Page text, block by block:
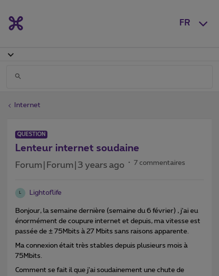
FR
Internet
QUESTION
Lenteur internet soudaine
Forum|Forum|3 years ago 7 commentaires
L Lightoflife
Bonjour, la semaine dernière (semaine du 6 février) , j’ai eu
énormément de coupure internet et depuis, ma vitesse est
passée de ± 75Mbits à 27 Mbits sans raisons apparente.
Ma connexion était très stables depuis plusieurs mois à
75Mbits.
Comment se fait il que j’ai soudainement une chute de